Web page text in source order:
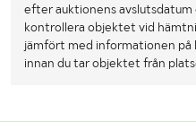
efter auktionens avslutsdatum
kontrollera objektet vid
jämfört med informationen på
innan du tar objektet från